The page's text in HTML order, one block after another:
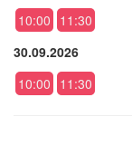
10:00 11:30
30.09.2026
10:00 11:30